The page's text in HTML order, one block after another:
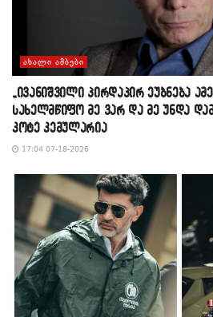
ᲐᲮᲐᲚᲘ ᲐᲛᲑᲔᲑᲘ
„ივანიშვილი პირდაპირ ეუბნება
სახელმწიფო მე ვარ და მე უნდა
კოტე კემულარია
17:04 07-18-2026